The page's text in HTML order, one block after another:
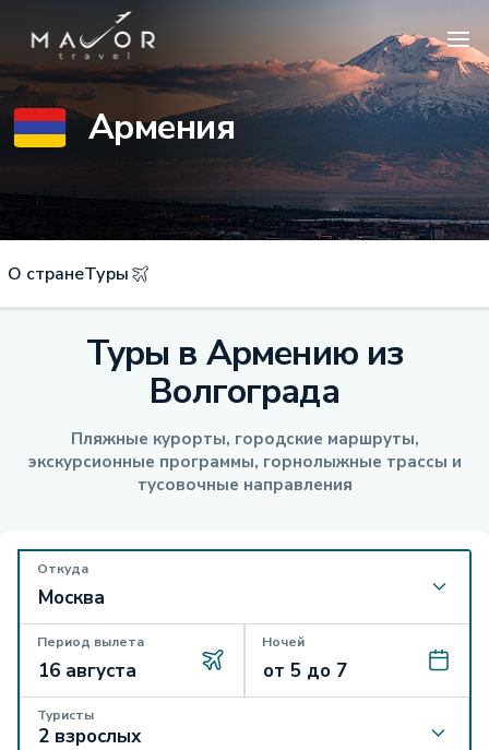
Армения
О странеТуры
Туры в Армению из
Волгограда
Пляжные курорты, городские маршруты,
экскурсионные программы, горнолыжные трассы и
тусовочные направления
Откуда
Период вылета Ночей
Туристы